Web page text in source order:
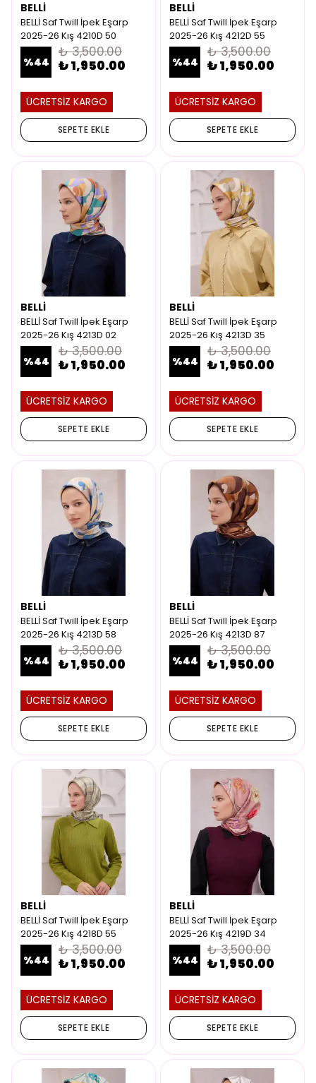
BELLİ
BELLİ Saf Twill İpek Eşarp
2025-26 Kış 4210D 50
%44
₺ 3,500.00
₺ 1,950.00
ÜCRETSİZ KARGO
SEPETE EKLE
BELLİ
BELLİ Saf Twill İpek Eşarp
2025-26 Kış 4212D 55
%44
₺ 3,500.00
₺ 1,950.00
ÜCRETSİZ KARGO
SEPETE EKLE
BELLİ
BELLİ Saf Twill İpek Eşarp
2025-26 Kış 4213D 02
%44
₺ 3,500.00
₺ 1,950.00
ÜCRETSİZ KARGO
SEPETE EKLE
BELLİ
BELLİ Saf Twill İpek Eşarp
2025-26 Kış 4213D 35
%44
₺ 3,500.00
₺ 1,950.00
ÜCRETSİZ KARGO
SEPETE EKLE
BELLİ
BELLİ Saf Twill İpek Eşarp
2025-26 Kış 4213D 58
%44
₺ 3,500.00
₺ 1,950.00
ÜCRETSİZ KARGO
SEPETE EKLE
BELLİ
BELLİ Saf Twill İpek Eşarp
2025-26 Kış 4213D 87
%44
₺ 3,500.00
₺ 1,950.00
ÜCRETSİZ KARGO
SEPETE EKLE
BELLİ
BELLİ Saf Twill İpek Eşarp
2025-26 Kış 4218D 55
%44
₺ 3,500.00
₺ 1,950.00
ÜCRETSİZ KARGO
SEPETE EKLE
BELLİ
BELLİ Saf Twill İpek Eşarp
2025-26 Kış 4219D 34
%44
₺ 3,500.00
₺ 1,950.00
ÜCRETSİZ KARGO
SEPETE EKLE